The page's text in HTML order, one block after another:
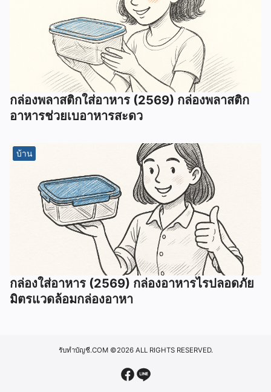
กล่องพลาสติกใส่อาหาร (2569) กล่องพลาสติก
อาหารช่วยเบอาหารสะดว
บ้าน
กล่องใส่อาหาร (2569) กล่องอาหารไรปลอดภัย
มิตรแวดล้อมกล่องอาหา
รับทำบัญชี.COM©2026 ALL RIGHTS RESERVED.